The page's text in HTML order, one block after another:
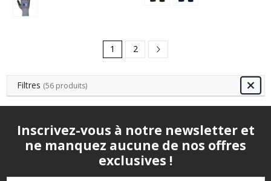
1 2
Filtres (56 produits)
Inscrivez-vous à notre newsletter et
ne manquez aucune de nos offres
exclusives !